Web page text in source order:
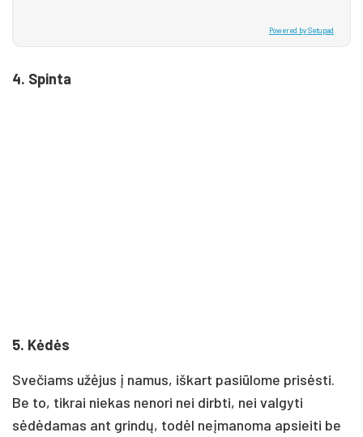
Powered by Setupad
4. Spinta
5. Kėdės
Svečiams užėjus į namus, iškart pasiūlome prisėsti.
Be to, tikrai niekas nenori nei dirbti, nei valgyti
sėdėdamas ant grindų, todėl neįmanoma apsieiti be